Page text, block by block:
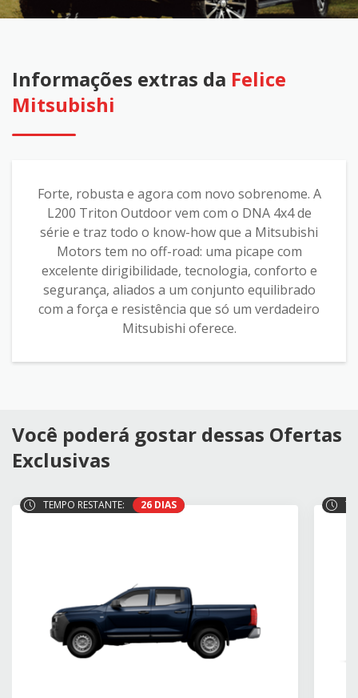
Informações extras da Felice
Mitsubishi
Forte, robusta e agora com novo sobrenome. A
L200 Triton Outdoor vem com o DNA 4x4 de
série e traz todo o know-how que a Mitsubishi
Motors tem no off-road: uma picape com
excelente dirigibilidade, tecnologia, conforto e
segurança, aliados a um conjunto equilibrado
com a força e resistência que só um verdadeiro
Mitsubishi oferece.
Você poderá gostar dessas Ofertas
Exclusivas
TEMPO RESTANTE: 26 DIAS